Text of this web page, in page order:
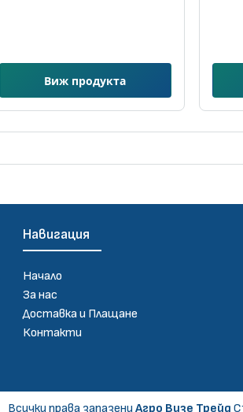
Виж продукта
Навигация
Начало
За нас
Доставка и Плащане
Контакти
Всички права запазениАгро Визе Трейд